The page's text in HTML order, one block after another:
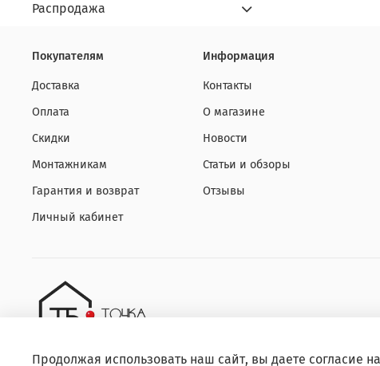
Распродажа
Покупателям
Доставка
Оплата
Скидки
Монтажникам
Гарантия и возврат
Личный кабинет
Информация
Контакты
О магазине
Новости
Статьи и обзоры
Отзывы
Продолжая использовать наш сайт, вы даете согласие